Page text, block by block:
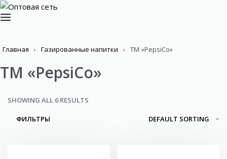
Главная › Газированные напитки › ТМ «PepsiCo»
ТМ «PepsiCo»
SHOWING ALL 6 RESULTS
ФИЛЬТРЫ DEFAULT SORTING